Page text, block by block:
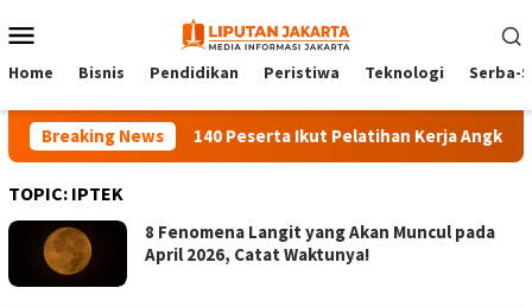
to
Menu
Home Bisnis Pendidikan Peristiwa Teknologi Serba-
Breaking News 140 Peserta Ikut Pelatihan Kerja Angkatan 1
TOPIC: IPTEK
8 Fenomena Langit yang Akan Muncul pada
April 2026, Catat Waktunya!